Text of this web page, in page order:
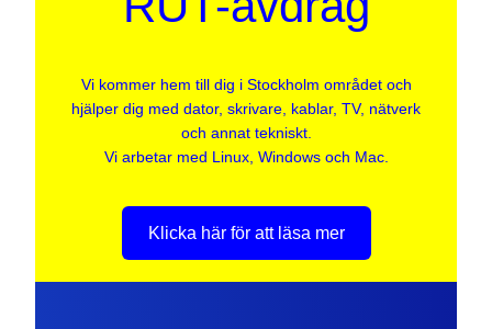
Vi kommer hem till dig i Stockholm området och
hjälper dig med dator, skrivare, kablar, TV, nätverk
och annat tekniskt.
Vi arbetar med Linux, Windows och Mac.
Klicka här för att läsa mer